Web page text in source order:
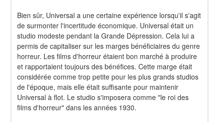
Bien sûr, Universal a une certaine expérience lorsqu'il s'agit
de surmonter l'incertitude économique. Universal était un
studio modeste pendant la Grande Dépression. Cela lui a
permis de capitaliser sur les marges bénéficiaires du genre
horreur. Les films d'horreur étaient bon marché à produire
et rapportaient toujours des bénéfices. Cette marge était
considérée comme trop petite pour les plus grands studios
de l'époque, mais elle était suffisante pour maintenir
Universal à flot. Le studio s'imposera comme "le roi des
films d'horreur" dans les années 1930.